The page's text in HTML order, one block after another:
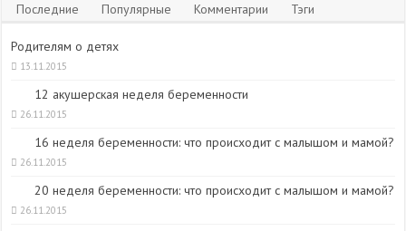
Последние Популярные Комментарии Тэги
Родителям о детях
13.11.2015
12 акушерская неделя беременности
26.11.2015
16 неделя беременности: что происходит с малышом и мамой?
26.11.2015
20 неделя беременности: что происходит с малышом и мамой?
26.11.2015